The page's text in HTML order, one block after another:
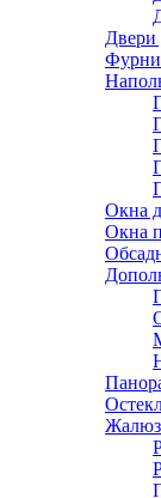
Двери
Окна
Окна